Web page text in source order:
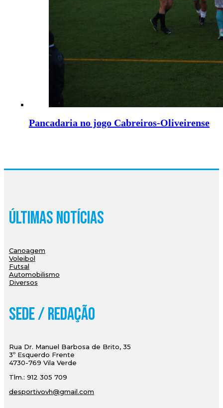
Pancadaria no jogo Cabreiros-Oliveirense
Últimas Notícias
Canoagem
Voleibol
Futsal
Automobilismo
Diversos
Sede / Redação
Rua Dr. Manuel Barbosa de Brito, 35
3º Esquerdo Frente
4730-769 Vila Verde
Tlm.: 912 305 709
desportivovh@gmail.com